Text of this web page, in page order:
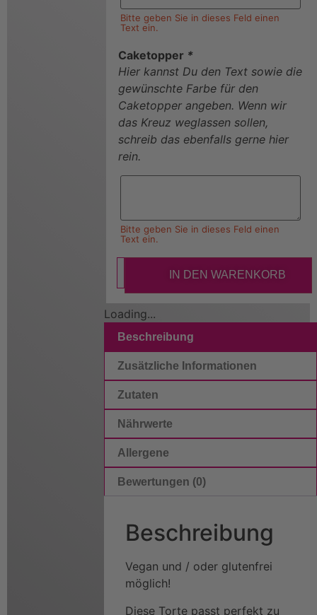
Bitte geben Sie in dieses Feld einen
Text ein.
Caketopper *
Hier kannst Du den Text sowie die
gewünschte Farbe für den
Caketopper angeben. Wenn wir
das Kreuz weglassen sollen,
schreib das ebenfalls gerne hier
rein.
Bitte geben Sie in dieses Feld einen
Text ein.
IN DEN WARENKORB
Loading...
Beschreibung
Zusätzliche Informationen
Zutaten
Nährwerte
Allergene
Bewertungen (0)
Beschreibung
Vegan und / oder glutenfrei
möglich!
Diese Torte passt perfekt zu